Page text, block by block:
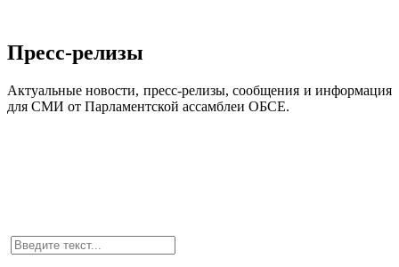
Пресс-релизы
Актуальные новости, пресс-релизы, сообщения и информация
для СМИ от Парламентской ассамблеи ОБСЕ.